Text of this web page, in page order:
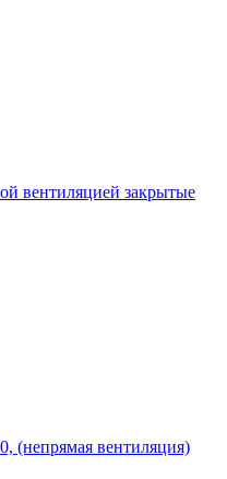
вентиляцией закрытые
(непрямая вентиляция)